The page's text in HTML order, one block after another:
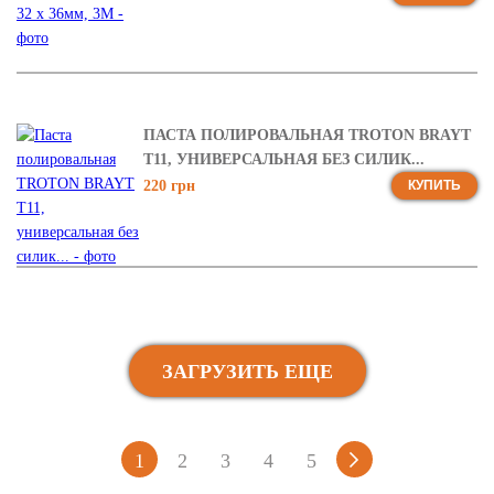
ПАСТА ПОЛИРОВАЛЬНАЯ TROTON BRAYT
T11, УНИВЕРСАЛЬНАЯ БЕЗ СИЛИК...
220 грн
КУПИТЬ
ЗАГРУЗИТЬ ЕЩЕ
1 2 3 4 5